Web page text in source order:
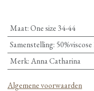
Maat:One size 34-44
Samenstelling:
Merk:Anna Catharina
Algemene voorwaarden